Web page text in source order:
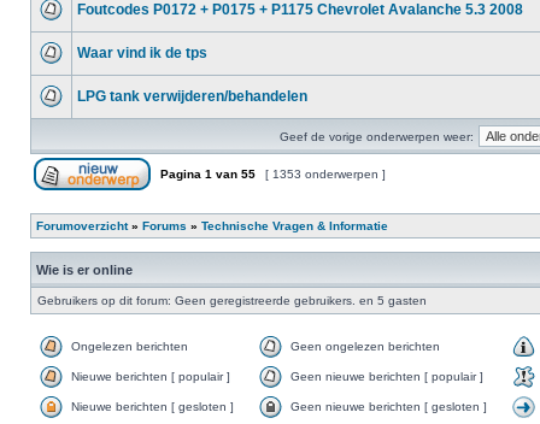
Foutcodes P0172 + P0175 + P1175 Chevrolet Avalanche 5.3 2008
Waar vind ik de tps
LPG tank verwijderen/behandelen
Geef de vorige onderwerpen weer:
Pagina 1 van 55 [ 1353 onderwerpen ]
Forumoverzicht» Forums » Technische Vragen & Informatie
Wie is er online
Gebruikers op dit forum: Geen geregistreerde gebruikers. en 5 gasten
Ongelezen berichten Geen ongelezen berichten
Nieuwe berichten [ populair ] Geen nieuwe berichten [ populair ]
Nieuwe berichten [ gesloten ] Geen nieuwe berichten [ gesloten ]